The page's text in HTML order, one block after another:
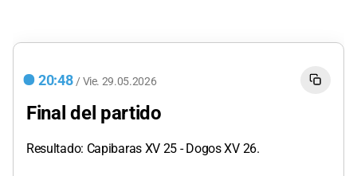
20:48 / Vie. 29.05.2026
Final del partido
Resultado: Capibaras XV 25 - Dogos XV 26.